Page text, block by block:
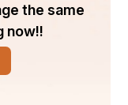
the same
now!!